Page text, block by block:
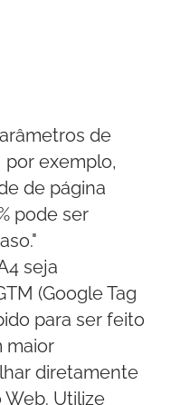
de
por exemplo,
de página
pode ser
seja
(Google Tag
para ser feito
maior
diretamente
Utilize